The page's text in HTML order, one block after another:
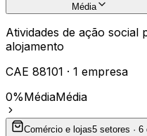
Média
Atividades de ação social
alojamento
CAE 88101 · 1 empresa
0%MédiaMédia
Comércio e lojas5 setores · 6